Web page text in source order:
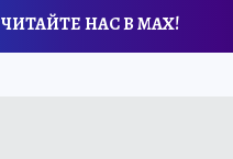
ЧИТАЙТЕ НАС В МАХ!